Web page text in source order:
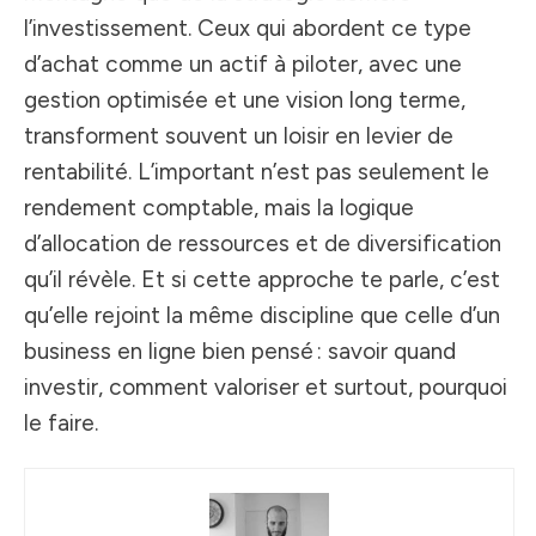
l’investissement. Ceux qui abordent ce type
d’achat comme un actif à piloter, avec une
gestion optimisée et une vision long terme,
transforment souvent un loisir en levier de
rentabilité. L’important n’est pas seulement le
rendement comptable, mais la logique
d’allocation de ressources et de diversification
qu’il révèle. Et si cette approche te parle, c’est
qu’elle rejoint la même discipline que celle d’un
business en ligne bien pensé : savoir quand
investir, comment valoriser et surtout, pourquoi
le faire.